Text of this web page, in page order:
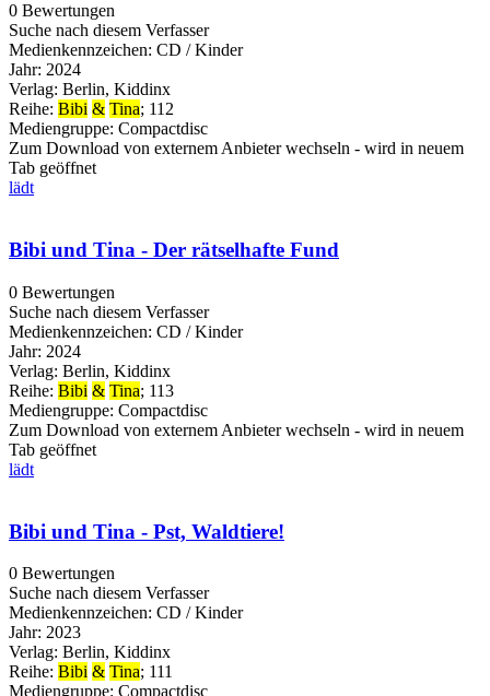
0 Bewertungen
Suche nach diesem Verfasser
Medienkennzeichen: CD / Kinder
Jahr: 2024
Verlag: Berlin, Kiddinx
Reihe: Bibi & Tina; 112
Mediengruppe: Compactdisc
Zum Download von externem Anbieter wechseln - wird in neuem
Tab geöffnet
lädt
Bibi und Tina - Der rätselhafte Fund
0 Bewertungen
Suche nach diesem Verfasser
Medienkennzeichen: CD / Kinder
Jahr: 2024
Verlag: Berlin, Kiddinx
Reihe: Bibi & Tina; 113
Mediengruppe: Compactdisc
Zum Download von externem Anbieter wechseln - wird in neuem
Tab geöffnet
lädt
Bibi und Tina - Pst, Waldtiere!
0 Bewertungen
Suche nach diesem Verfasser
Medienkennzeichen: CD / Kinder
Jahr: 2023
Verlag: Berlin, Kiddinx
Reihe: Bibi & Tina; 111
Mediengruppe: Compactdisc